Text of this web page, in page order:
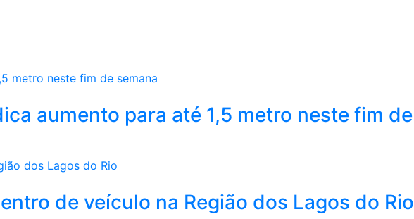
aumento para até 1,5 metro neste fim de
de veículo na Região dos Lagos do Rio